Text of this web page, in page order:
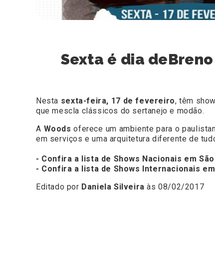
Sexta é dia
Nesta sexta-feira, 17 de fevereiro, têm
que mescla clássicos do sertanejo e modão.
A Woods oferece um ambiente para o
em serviços e uma arquitetura diferente de
- Confira a lista de Shows Nacionais em
- Confira a lista de Shows Internacionais
Editado por Daniela Silveira às 08/02/2017